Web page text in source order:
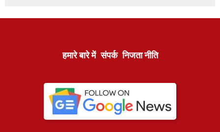
हमारे बारे में संपर्क निजता नीति